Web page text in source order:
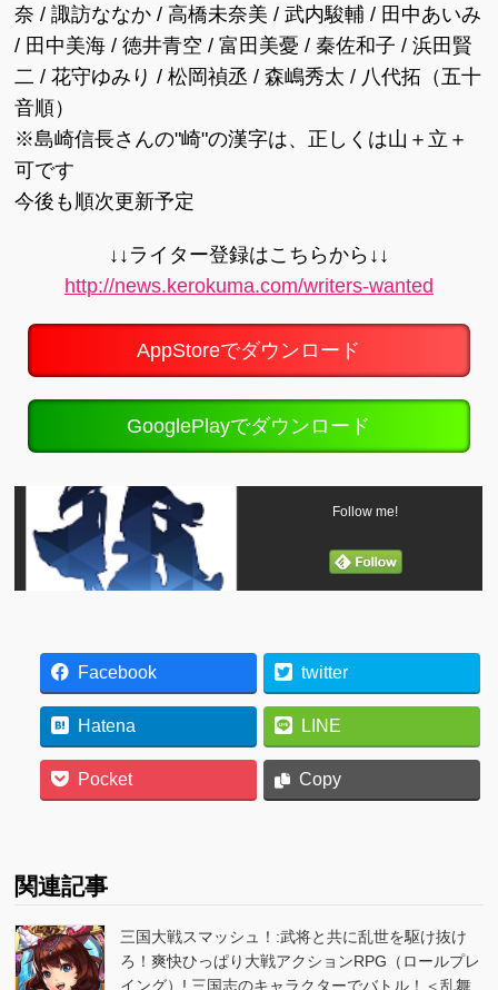
奈 / 諏訪ななか / 高橋未奈美 / 武内駿輔 / 田中あいみ
/ 田中美海 / 徳井青空 / 富田美憂 / 秦佐和子 / 浜田賢
二 / 花守ゆみり / 松岡禎丞 / 森嶋秀太 / 八代拓（五十
音順）
※島崎信長さんの"崎"の漢字は、正しくは山＋立＋
可です
今後も順次更新予定
↓↓ライター登録はこちらから↓↓
http://news.kerokuma.com/writers-wanted
AppStoreでダウンロード
GooglePlayでダウンロード
Follow me!
Facebook twitter
Hatena LINE
Pocket Copy
関連記事
三国大戦スマッシュ！:武将と共に乱世を駆け抜け
ろ！爽快ひっぱり大戦アクションRPG（ロールプレ
イング）! 三国志のキャラクターでバトル！＜乱舞